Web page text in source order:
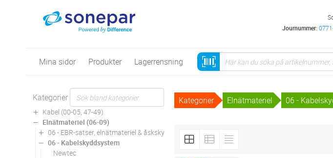
Journummer:
Mina sidor Produkter Lagerrensning
Kategorier
Kabel (00-05, 47-49)
Elnätmateriel (06-09)
06 - EBR-satser, elnätmateriel & åskskydd
06 - Kabelskyddsystem
Newtec
Kategorier Elnätmateriel 06 -